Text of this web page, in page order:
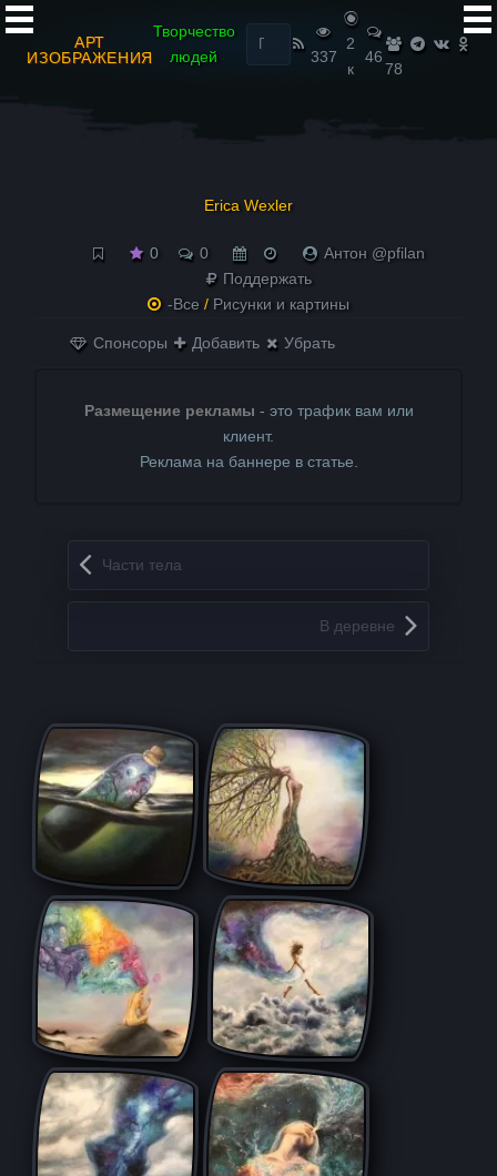
АРТ
ИЗОБРАЖЕНИЯ
Творчество
людей
Найти:
337
2
к
46
78
Erica Wexler
0 0
Антон @pfilan
Поддержать
-Все / Рисунки и картины
Спонсоры Добавить Убрать
Размещение рекламы - это трафик вам или
клиент.
Реклама на баннере в статье.
Запись навигация
Части тела
В деревне